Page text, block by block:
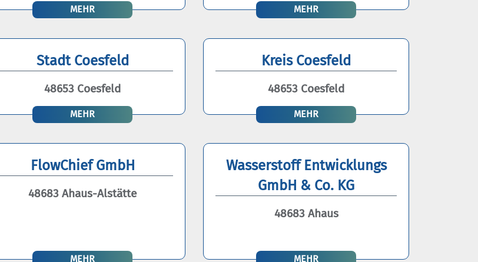
MEHR MEHR
Stadt Coesfeld
48653 Coesfeld
MEHR
Kreis Coesfeld
48653 Coesfeld
MEHR
FlowChief GmbH
48683 Ahaus-Alstätte
MEHR
Wasserstoff Entwicklungs
GmbH & Co. KG
48683 Ahaus
MEHR